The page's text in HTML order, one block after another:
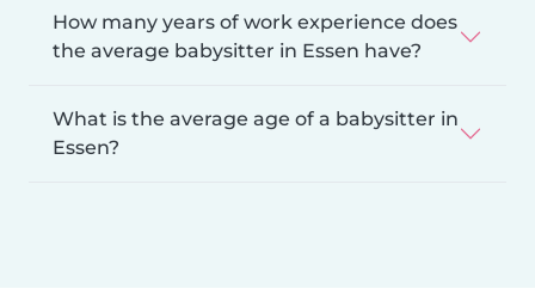
How many years of work experience does
the average babysitter in Essen have?
What is the average age of a babysitter in
Essen?